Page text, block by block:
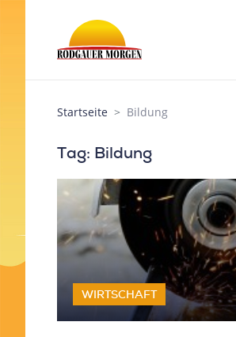
Startseite Bildung
Tag: Bildung
WIRTSCHAFT